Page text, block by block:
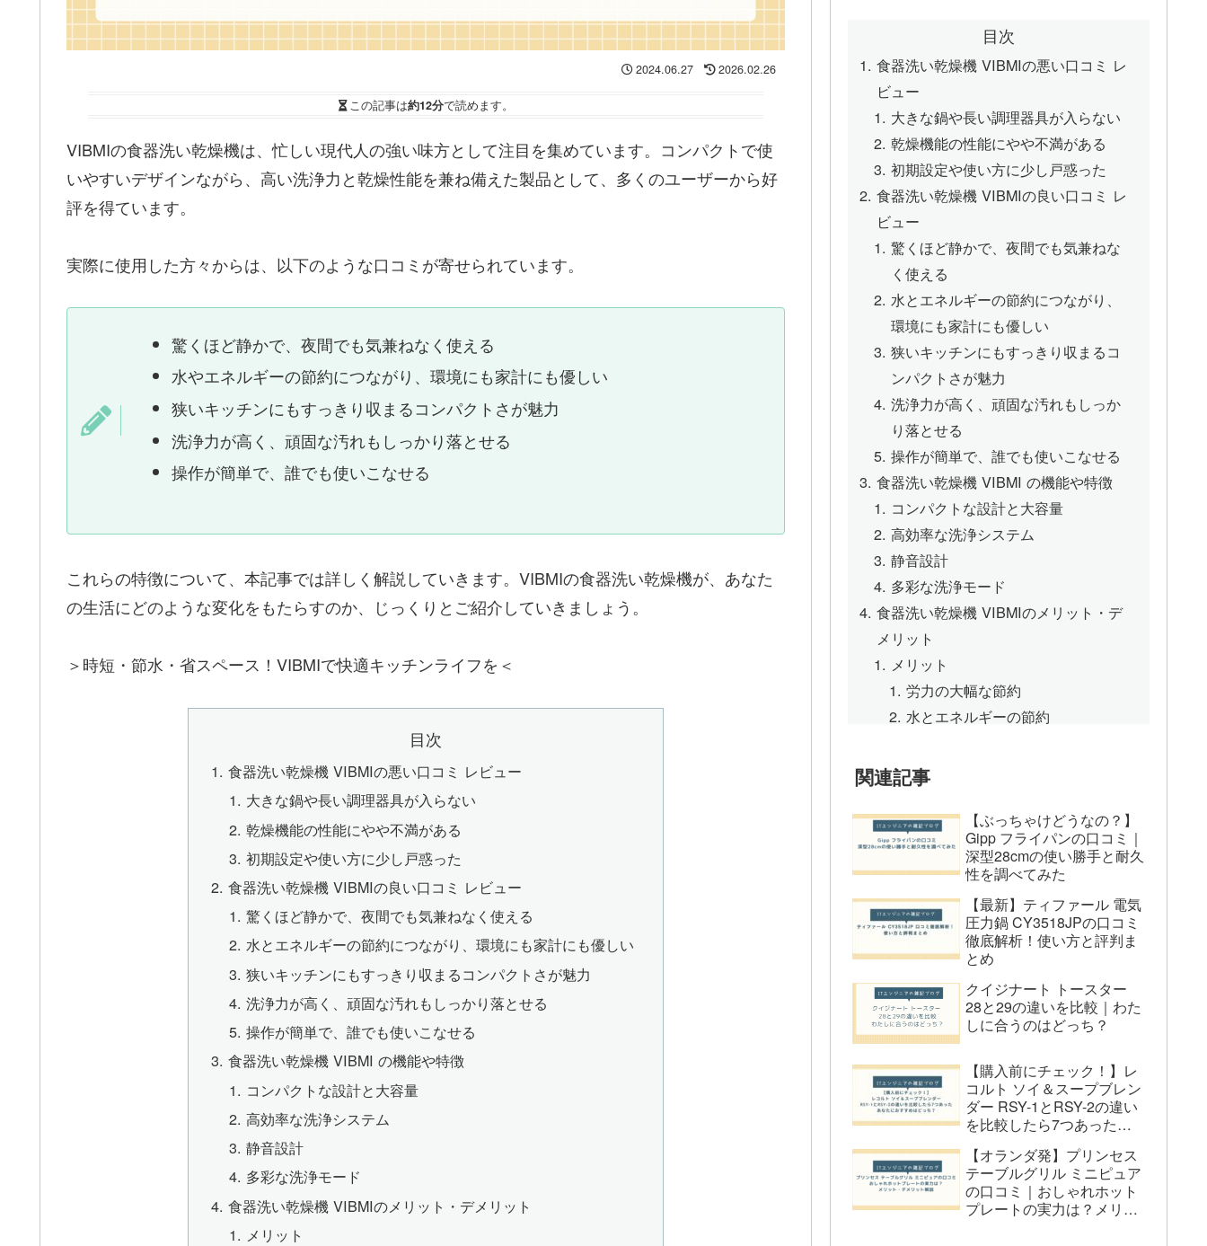
2024.06.27 2026.02.26
この記事は約12分で読めます。
VIBMIの食器洗い乾燥機は、忙しい現代人の強い味方として注目を集めています。コンパクトで使
いやすいデザインながら、高い洗浄力と乾燥性能を兼ね備えた製品として、多くのユーザーから好
評を得ています。
実際に使用した方々からは、以下のような口コミが寄せられています。
驚くほど静かで、夜間でも気兼ねなく使える
水やエネルギーの節約につながり、環境にも家計にも優しい
狭いキッチンにもすっきり収まるコンパクトさが魅力
洗浄力が高く、頑固な汚れもしっかり落とせる
操作が簡単で、誰でも使いこなせる
これらの特徴について、本記事では詳しく解説していきます。VIBMIの食器洗い乾燥機が、あなた
の生活にどのような変化をもたらすのか、じっくりとご紹介していきましょう。
＞時短・節水・省スペース！VIBMIで快適キッチンライフを＜
目次
食器洗い乾燥機 VIBMIの悪い口コミ レビュー
大きな鍋や長い調理器具が入らない
乾燥機能の性能にやや不満がある
初期設定や使い方に少し戸惑った
食器洗い乾燥機 VIBMIの良い口コミ レビュー
驚くほど静かで、夜間でも気兼ねなく使える
水とエネルギーの節約につながり、環境にも家計にも優しい
狭いキッチンにもすっきり収まるコンパクトさが魅力
洗浄力が高く、頑固な汚れもしっかり落とせる
操作が簡単で、誰でも使いこなせる
食器洗い乾燥機 VIBMI の機能や特徴
コンパクトな設計と大容量
高効率な洗浄システム
静音設計
多彩な洗浄モード
食器洗い乾燥機 VIBMIのメリット・デメリット
メリット
目次
食器洗い乾燥機 VIBMIの悪い口コミ レ
ビュー
大きな鍋や長い調理器具が入らない
乾燥機能の性能にやや不満がある
初期設定や使い方に少し戸惑った
食器洗い乾燥機 VIBMIの良い口コミ レ
ビュー
驚くほど静かで、夜間でも気兼ねな
く使える
水とエネルギーの節約につながり、
環境にも家計にも優しい
狭いキッチンにもすっきり収まるコ
ンパクトさが魅力
洗浄力が高く、頑固な汚れもしっか
り落とせる
操作が簡単で、誰でも使いこなせる
食器洗い乾燥機 VIBMI の機能や特徴
コンパクトな設計と大容量
高効率な洗浄システム
静音設計
多彩な洗浄モード
食器洗い乾燥機 VIBMIのメリット・デ
メリット
メリット
労力の大幅な節約
水とエネルギーの節約
デメリット
初期費用が必要
設置スペースの確保が必要
大型の調理器具には不向き
食器洗い乾燥機 VIBMIをおすすめする
人しない人
VIBMIをおすすめする人
忙しい共働き家庭の方
キッチンスペースが制限されてい
る方
一人暮らしで食器の使用量が少な
い方
大型の調理器具をよく使用する方
頻繁に繁な引っ越しが予定されて
いる方
Q&A
関連記事
【ぶっちゃけどうなの？】
Gipp フライパンの口コミ｜
深型28cmの使い勝手と耐久
性を調べてみた
【最新】ティファール 電気
圧力鍋 CY3518JPの口コミ
徹底解析！使い方と評判ま
とめ
クイジナート トースター
28と29の違いを比較｜わた
しに合うのはどっち？
【購入前にチェック！】レ
コルト ソイ＆スープブレン
ダー RSY-1とRSY-2の違い
を比較したら7つあった｜
ち？
【オランダ発】プリンセス
テーブルグリル ミニピュア
の口コミ｜おしゃれホット
プレートの実力は？メリッ